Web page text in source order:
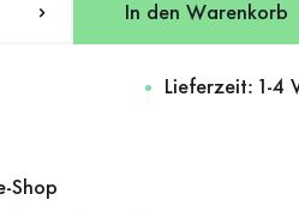
In den Warenkorb
Lieferzeit: 1-4
Shop